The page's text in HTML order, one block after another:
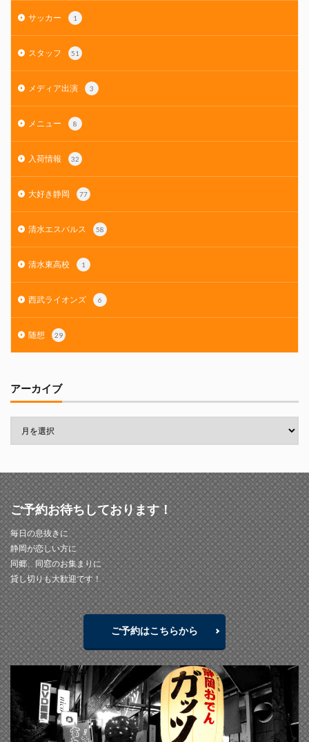
サッカー 1
スタッフ 51
メディア出演 3
メニュー 8
入荷情報 32
大好き静岡 77
清水エスパルス 58
清水東高校 1
西武ライオンズ 6
随想 29
アーカイブ
ご予約お待ちしております！
毎日の息抜きに
静岡が恋しい方に
同郷、同窓のお集まりに
貸し切りも大歓迎です！
ご予約はこちらから